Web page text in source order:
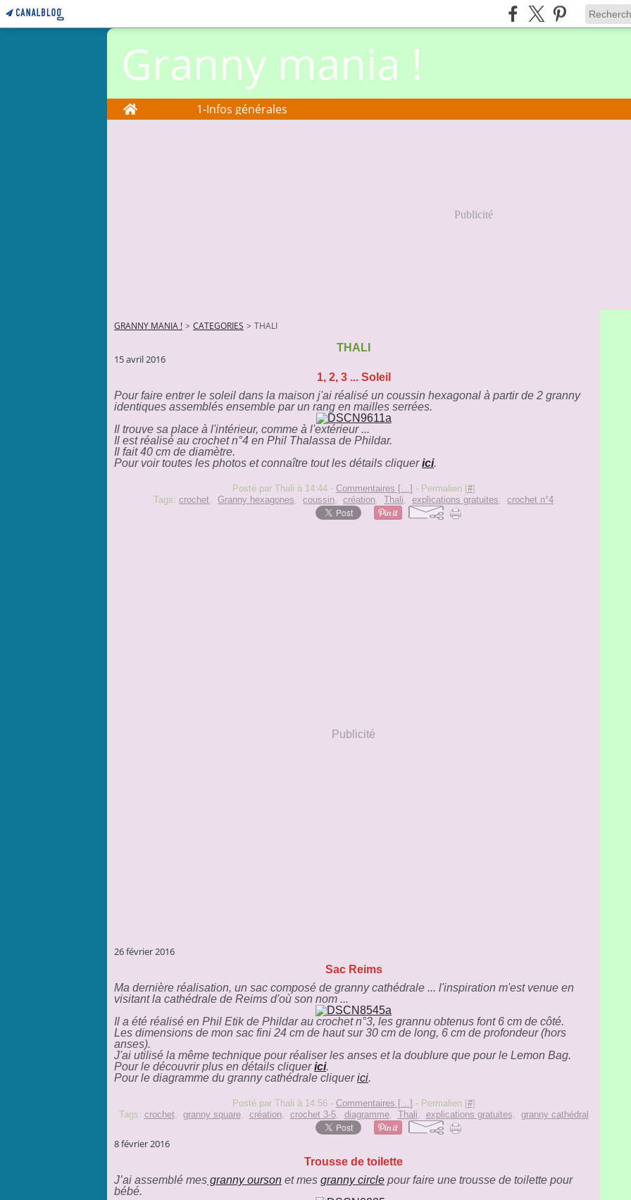
Granny mania !
Home 1-Infos générales
Publicité
GRANNY MANIA ! > CATEGORIES > THALI
THALI
15 avril 2016
1, 2, 3 ... Soleil
Pour faire entrer le soleil dans la maison j'ai réalisé un coussin hexagonal à partir de 2 granny
identiques assemblés ensemble par un rang en mailles serrées.
Il trouve sa place à l'intérieur, comme à l'extérieur ...
Il est réalisé au crochet n°4 en Phil Thalassa de Phildar.
Il fait 40 cm de diamètre.
Pour voir toutes les photos et connaître tout les détails cliquerici.
Posté par Thali à 14:44 - Commentaires […] - Permalien [#]
Tags: crochet, Granny hexagones, coussin, création, Thali, explications gratuites, crochet n°4
Publicité
26 février 2016
Sac Reims
Ma dernière réalisation, un sac composé de granny cathédrale ... l'inspiration m'est venue en
visitant la cathédrale de Reims d'où son nom ...
Il a été réalisé en Phil Etik de Phildar au crochet n°3, les grannu obtenus font 6 cm de côté.
Les dimensions de mon sac fini 24 cm de haut sur 30 cm de long, 6 cm de profondeur (hors
anses).
J'ai utilisé la même technique pour réaliser les anses et la doublure que pour le Lemon Bag.
Pour le découvrir plus en détails cliquerici.
Pour le diagramme du granny cathédrale cliquerici.
Posté par Thali à 14:56 - Commentaires […] - Permalien [#]
Tags: crochet, granny square, création, crochet 3-5, diagramme, Thali, explications gratuites, granny cathédral
8 février 2016
Trousse de toilette
J’ai assemblé mes granny ourson et mes granny circle pour faire une trousse de toilette pour
bébé.